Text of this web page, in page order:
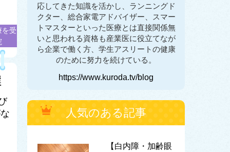
を受
応してきた知識を活かし、ランニングド
クター、総合家電アドバイザー、スマー
トマスターといった医療とは直接関係無
いと思われる資格も産業医に役立てなが
ら企業で働く方、学生アスリートの健康
のために努力を続けている。
https://www.kuroda.tv/blog
人気のある記事
【白内障・加齢眼